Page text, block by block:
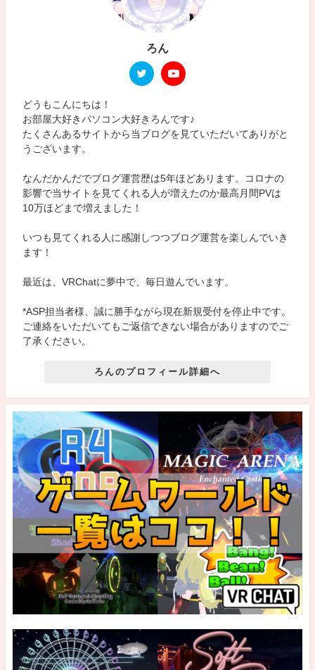
ろん
どうもこんにちは！
お部屋大好きパソコン大好きろんです♪
たくさんあるサイトから当ブログを見ていただいてありがと
うございます。
なんだかんだでブログ運営歴は5年ほどあります。コロナの
影響で当サイトを見てくれる人が増えたのか最高月間PVは
10万ほどまで増えました！
いつも見てくれる人に感謝しつつブログ運営を楽しんでいき
ます！
最近は、VRChatに夢中で、毎日遊んでいます。
*ASP担当者様、誠に勝手ながら現在新規受付を停止中です。
ご連絡をいただいてもご返信できない場合がありますのでご
了承ください。
ろんのプロフィール詳細へ